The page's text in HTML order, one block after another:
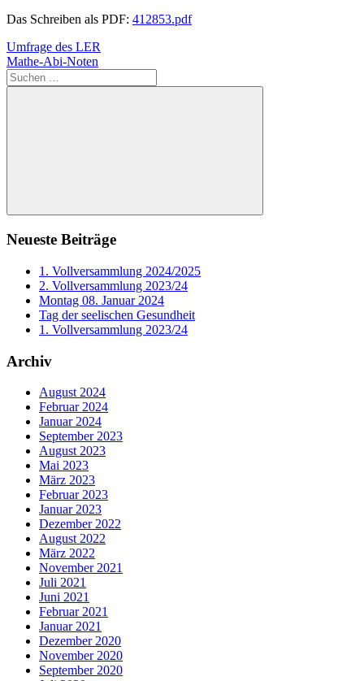
Das Schreiben als PDF: 412853.pdf
Beitragsnavigation
Vorheriger
Beitrag:
Umfrage des LER
Nächster
Beitrag:
Mathe-Abi-Noten
Suchen
nach:
Suchen
Neueste Beiträge
1. Vollversammlung 2024/2025
2. Vollversammlung 2023/24
Montag 08. Januar 2024
Tag der seelischen Gesundheit
1. Vollversammlung 2023/24
Archiv
August 2024
Februar 2024
Januar 2024
September 2023
August 2023
Mai 2023
März 2023
Februar 2023
Januar 2023
Dezember 2022
August 2022
März 2022
November 2021
Juli 2021
Juni 2021
Februar 2021
Januar 2021
Dezember 2020
November 2020
September 2020